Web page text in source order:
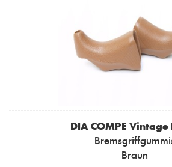
DIA COMPE Vintage
Braun